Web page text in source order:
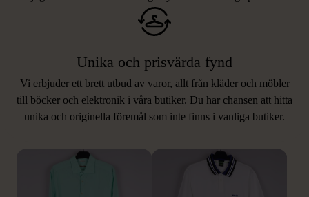
Unika och prisvärda fynd
Vi erbjuder ett brett utbud av varor, allt från kläder och möbler
till böcker och elektronik i våra butiker. Du har chansen att hitta
unika och originella föremål som inte finns i vanliga butiker.
LIKNANDE PRODUKTER
Hitta produkter som påminner om denna